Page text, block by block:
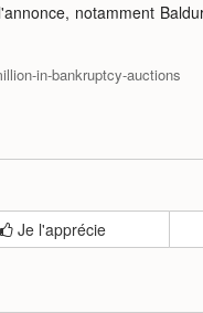
notamment
in-bankruptcy-auctions
Je l'apprécie